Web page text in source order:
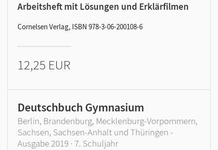
Arbeitsheft mit Lösungen und Erklärfilmen
Cornelsen Verlag, ISBN 978-3-06-200108-6
12,25 EUR
Deutschbuch Gymnasium
Berlin, Brandenburg, Mecklenburg-Vorpommern,
Sachsen, Sachsen-Anhalt und Thüringen -
Ausgabe 2019 · 7. Schuljahr